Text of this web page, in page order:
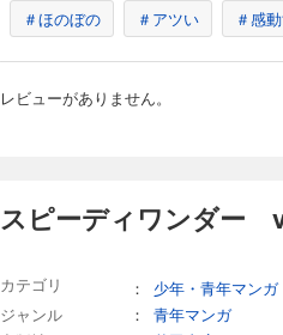
＃ほのぼの ＃アツい ＃感
レビューがありません。
スピーディワンダー
カテゴリ ：
少年・青年マンガ
ジャンル
：
青年マンガ